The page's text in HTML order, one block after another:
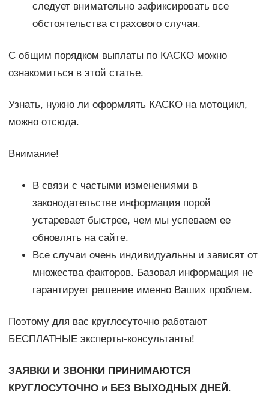
следует внимательно зафиксировать все
обстоятельства страхового случая.
С общим порядком выплаты по КАСКО можно
ознакомиться в этой статье.
Узнать, нужно ли оформлять КАСКО на мотоцикл,
можно отсюда.
Внимание!
В связи с частыми изменениями в
законодательстве информация порой
устаревает быстрее, чем мы успеваем ее
обновлять на сайте.
Все случаи очень индивидуальны и зависят от
множества факторов. Базовая информация не
гарантирует решение именно Ваших проблем.
Поэтому для вас круглосуточно работают
БЕСПЛАТНЫЕ эксперты-консультанты!
ЗАЯВКИ И ЗВОНКИ ПРИНИМАЮТСЯ
КРУГЛОСУТОЧНО и БЕЗ ВЫХОДНЫХ ДНЕЙ .